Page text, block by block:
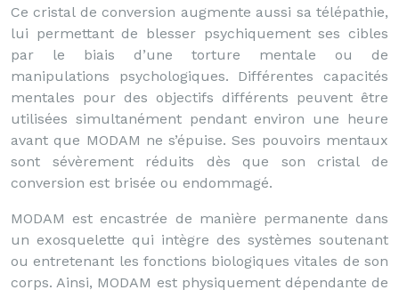
Ce cristal de conversion augmente aussi sa télépathie,
lui permettant de blesser psychiquement ses cibles
par le biais d’une torture mentale ou de
manipulations psychologiques. Différentes capacités
mentales pour des objectifs différents peuvent être
utilisées simultanément pendant environ une heure
avant que MODAM ne s’épuise. Ses pouvoirs mentaux
sont sévèrement réduits dès que son cristal de
conversion est brisée ou endommagé.
MODAM est encastrée de manière permanente dans
un exosquelette qui intègre des systèmes soutenant
ou entretenant les fonctions biologiques vitales de son
corps. Ainsi, MODAM est physiquement dépendante de